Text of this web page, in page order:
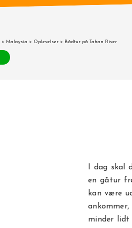
> Malaysia > Oplevelser > Bådtur på Tahan River
I dag skal
en gåtur
kan være
minder lidt